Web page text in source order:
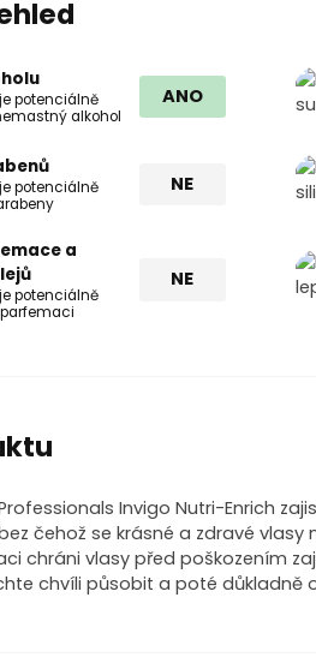
potenciálně
alkohol
ANO
potenciálně
NE
a
potenciálně
NE
Invigo Nutri-Enrich
čehož se krásné a zdravé
chráni vlasy před poškozením
chvíli působit a poté důkladně